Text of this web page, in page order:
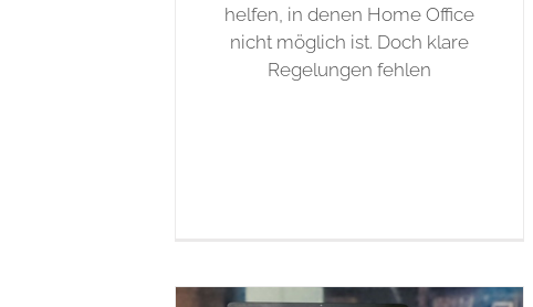
helfen, in denen Home Office
nicht möglich ist. Doch klare
Regelungen fehlen